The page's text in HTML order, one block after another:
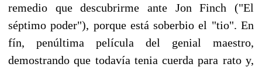
remedio que descubrirme ante Jon Finch ("El
séptimo poder"), porque está soberbio el "tio". En
fín, penúltima película del genial maestro,
demostrando que todavía tenia cuerda para rato y,